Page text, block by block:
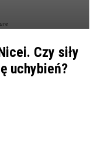
Czy siły
uchybień?